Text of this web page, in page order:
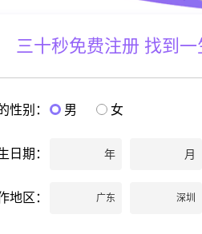
沉稳，无不良嗜好，现在北京国企工
37岁 | 173cm | 未婚 | 北京 | 工程师
还有1张私照 更多照片资料
，在北京工作，孝敬父母，。。。。
38岁 | 174cm | 未婚 | 北京 | 建筑师
三十秒免费注册 找到一
性别： 男 女
日期： 年 月
地区： 广东 深圳